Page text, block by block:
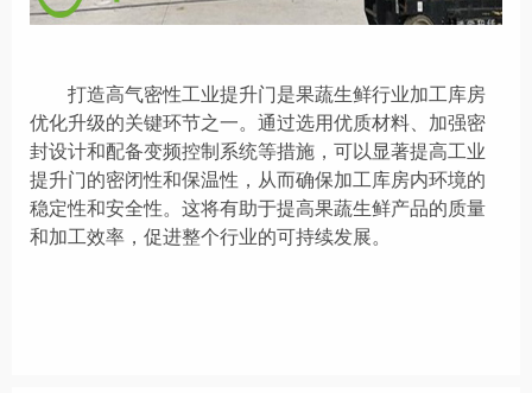
打造高气密性工业提升门是果蔬生鲜行业加工库房
优化升级的关键环节之一。通过选用优质材料、加强密
封设计和配备变频控制系统等措施，可以显著提高工业
提升门的密闭性和保温性 ，从而确保加工库房内环境的
稳定性和安全性。这将有助于提高果蔬生鲜产品的质量
和加工效率，促进整个行业的可持续发展。